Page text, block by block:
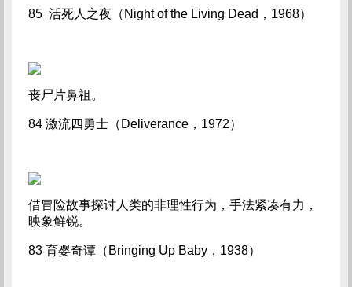
85 活死人之夜（Night of the Living Dead，1968）
丧尸片鼻祖。
84 激流四勇士（Deliverance，1972）
借冒险故事探讨人类的非理性行为，手法紧凑有力，
映象鲜锐。
83 育婴奇谭（Bringing Up Baby，1938）